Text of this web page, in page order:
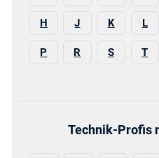
H J K L
P R S T
Technik-Profis